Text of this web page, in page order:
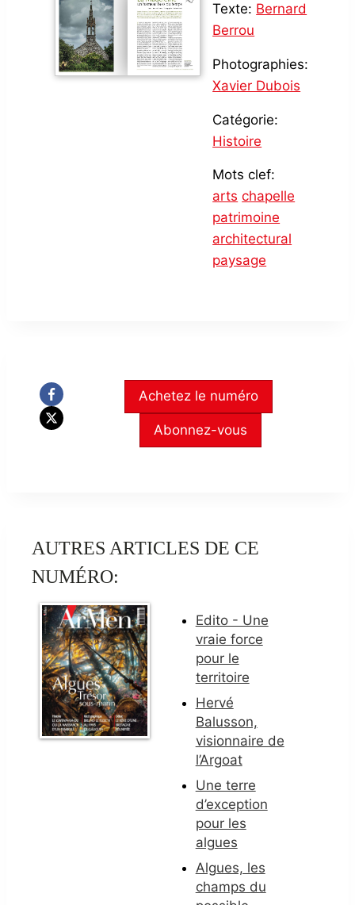
Texte: Bernard
Berrou
Photographies:
Xavier Dubois
Catégorie:
Histoire
Mots clef:
arts chapelle
patrimoine
architectural
paysage
Achetez le numéro
Abonnez-vous
AUTRES ARTICLES DE CE
NUMÉRO:
Edito - Une
vraie force
pour le
territoire
Hervé
Balusson,
visionnaire de
l’Argoat
Une terre
d’exception
pour les
algues
Algues, les
champs du